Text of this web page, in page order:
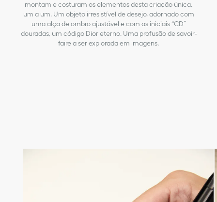
montam e costuram os elementos desta criação única,
um a um. Um objeto irresistível de desejo, adornado com
uma alça de ombro ajustável e com as iniciais “CD”
douradas, um código Dior eterno. Uma profusão de savoir-
faire a ser explorada em imagens.